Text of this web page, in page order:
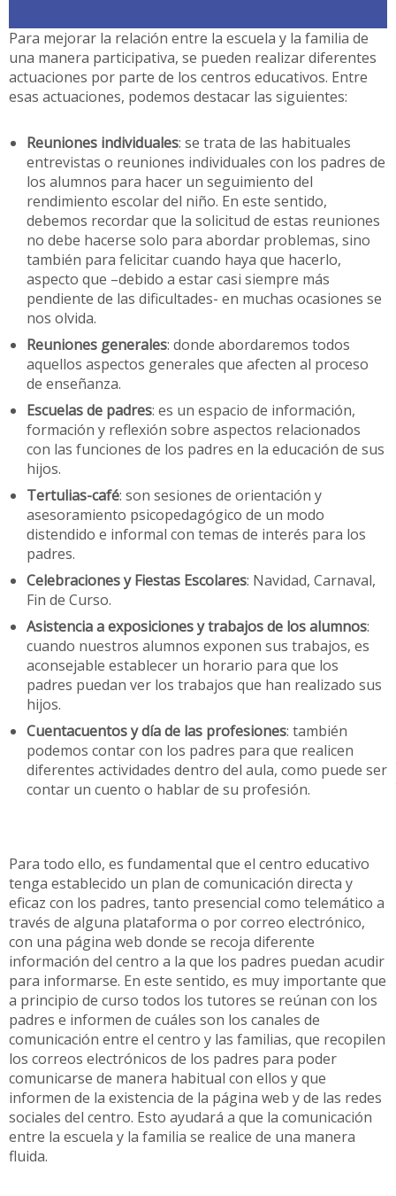
Para mejorar la relación entre la escuela y la familia de
una manera participativa, se pueden realizar diferentes
actuaciones por parte de los centros educativos. Entre
esas actuaciones, podemos destacar las siguientes:
Reuniones individuales: se trata de las habituales
entrevistas o reuniones individuales con los padres de
los alumnos para hacer un seguimiento del
rendimiento escolar del niño. En este sentido,
debemos recordar que la solicitud de estas reuniones
no debe hacerse solo para abordar problemas, sino
también para felicitar cuando haya que hacerlo,
aspecto que –debido a estar casi siempre más
pendiente de las dificultades- en muchas ocasiones se
nos olvida.
Reuniones generales: donde abordaremos todos
aquellos aspectos generales que afecten al proceso
de enseñanza.
Escuelas de padres: es un espacio de información,
formación y reflexión sobre aspectos relacionados
con las funciones de los padres en la educación de sus
hijos.
Tertulias-café: son sesiones de orientación y
asesoramiento psicopedagógico de un modo
distendido e informal con temas de interés para los
padres.
Celebraciones y Fiestas Escolares: Navidad, Carnaval,
Fin de Curso.
Asistencia a exposiciones y trabajos de los alumnos:
cuando nuestros alumnos exponen sus trabajos, es
aconsejable establecer un horario para que los
padres puedan ver los trabajos que han realizado sus
hijos.
Cuentacuentos y día de las profesiones: también
podemos contar con los padres para que realicen
diferentes actividades dentro del aula, como puede ser
contar un cuento o hablar de su profesión.
Para todo ello, es fundamental que el centro educativo
tenga establecido un plan de comunicación directa y
eficaz con los padres, tanto presencial como telemático a
través de alguna plataforma o por correo electrónico,
con una página web donde se recoja diferente
información del centro a la que los padres puedan acudir
para informarse. En este sentido, es muy importante que
a principio de curso todos los tutores se reúnan con los
padres e informen de cuáles son los canales de
comunicación entre el centro y las familias, que recopilen
los correos electrónicos de los padres para poder
comunicarse de manera habitual con ellos y que
informen de la existencia de la página web y de las redes
sociales del centro. Esto ayudará a que la comunicación
entre la escuela y la familia se realice de una manera
fluida.